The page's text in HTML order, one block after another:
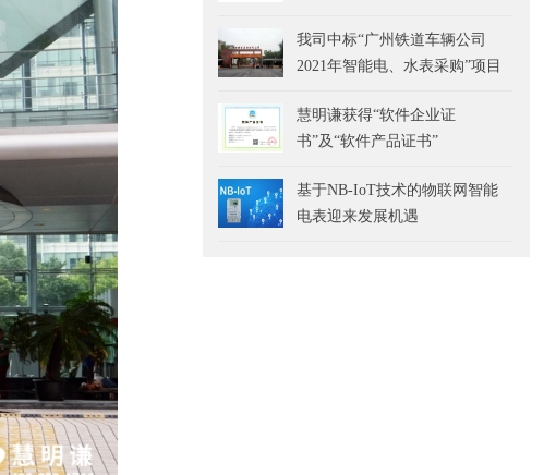
我司中标“广州铁道车辆公司
2021年智能电、水表采购”项目
慧明谦获得“软件企业证
书”及“软件产品证书”
基于NB-IoT技术的物联网智能
电表迎来发展机遇